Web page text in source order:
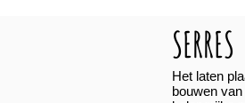
Het laten
bouwen
SERRES